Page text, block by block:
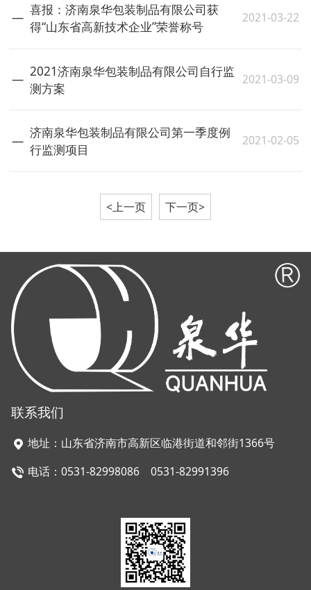
喜报：济南泉华包装制品有限公司获
得“山东省高新技术企业”荣誉称号
2021-03-22
2021济南泉华包装制品有限公司自行监
测方案
2021-03-09
济南泉华包装制品有限公司第一季度例
行监测项目
2021-02-05
<上一页 下一页>
联系我们
地址：山东省济南市高新区临港街道和邻街1366号
电话：0531-82998086 0531-82991396